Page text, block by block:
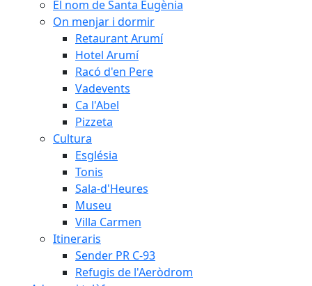
El nom de Santa Eugènia
On menjar i dormir
Retaurant Arumí
Hotel Arumí
Racó d'en Pere
Vadevents
Ca l'Abel
Pizzeta
Cultura
Església
Tonis
Sala-d'Heures
Museu
Villa Carmen
Itineraris
Sender PR C-93
Refugis de l'Aeròdrom